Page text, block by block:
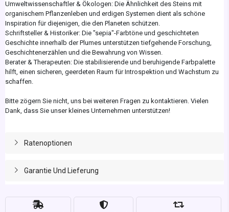
Umweltwissenschaftler & Ökologen: Die Ähnlichkeit des Steins mit
organischem Pflanzenleben und erdigen Systemen dient als schöne
Inspiration für diejenigen, die den Planeten schützen.
Schriftsteller & Historiker: Die "sepia"-Farbtöne und geschichteten
Geschichte innerhalb der Plumes unterstützen tiefgehende Forschung,
Geschichtenerzählen und die Bewahrung von Wissen.
Berater & Therapeuten: Die stabilisierende und beruhigende Farbpalette
hilft, einen sicheren, geerdeten Raum für Introspektion und Wachstum zu
schaffen.
Bitte zögern Sie nicht, uns bei weiteren Fragen zu kontaktieren. Vielen
Dank, dass Sie unser kleines Unternehmen unterstützen!
Ratenoptionen
Garantie Und Lieferung